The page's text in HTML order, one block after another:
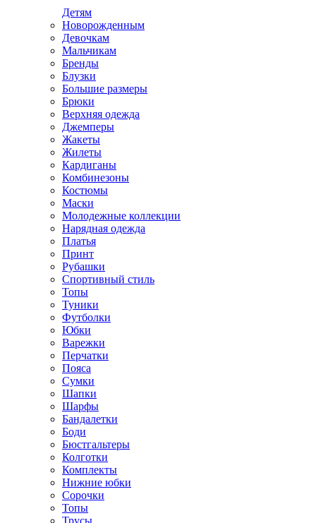
Детям
Новорожденным
Девочкам
Мальчикам
Бренды
Блузки
Большие размеры
Брюки
Верхняя одежда
Джемперы
Жакеты
Жилеты
Кардиганы
Комбинезоны
Костюмы
Маски
Молодежные коллекции
Нарядная одежда
Платья
Принт
Рубашки
Спортивный стиль
Топы
Туники
Футболки
Юбки
Варежки
Перчатки
Пояса
Сумки
Шапки
Шарфы
Бандалетки
Боди
Бюстгальтеры
Колготки
Комплекты
Нижние юбки
Сорочки
Топы
Трусы